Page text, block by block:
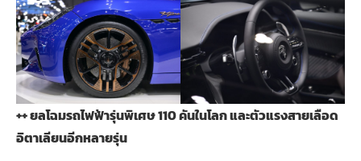
++ ยลโฉมรถไฟฟ้ารุ่นพิเศษ 110 คันในโลก และตัวแรงสายเลือด
อิตาเลียนอีกหลายรุ่น